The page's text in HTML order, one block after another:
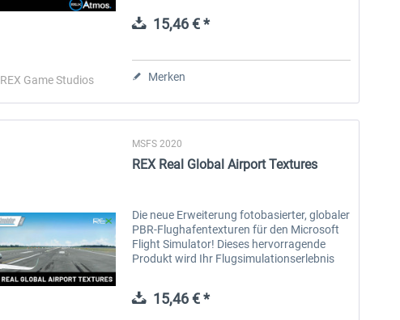
9,95 € * 39,95 € *
REX Game Studios
Compatible with everything, including REX
products,...
15,46 € *
Merken
MSFS 2020
REX Real Global Airport Textures
Die neue Erweiterung fotobasierter, globaler
PBR-Flughafentexturen für den Microsoft
Flight Simulator! Dieses hervorragende
Produkt wird Ihr Flugsimulationserlebnis
ein umfassendes,...
15,46 € *